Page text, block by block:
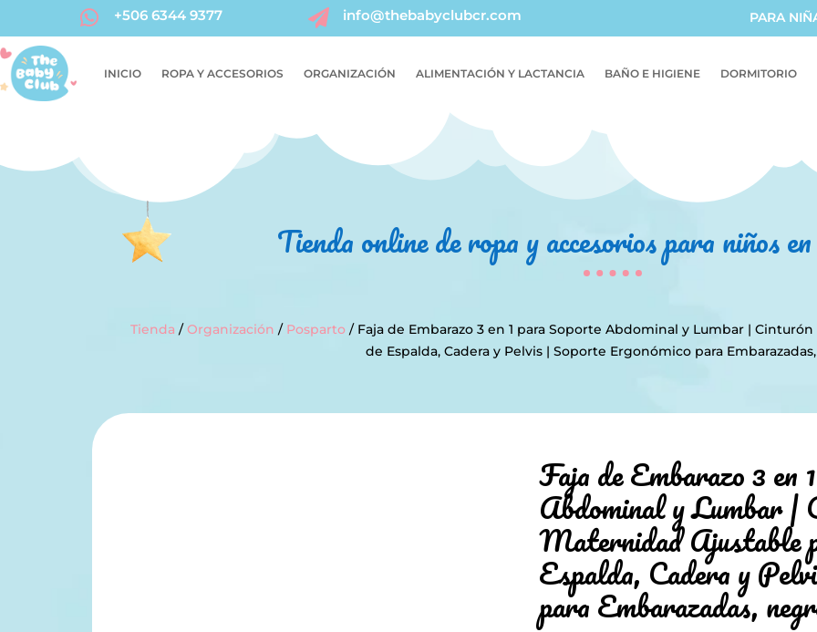
 +506 6344 9377  info@thebabyclubcr.com PARA
INICIO ROPA Y ACCESORIOS ORGANIZACIÓN ALIMENTACIÓN Y LACTANCIA BAÑO E HIGIENE DORMITORIO
Tienda online de ropa y accesorios para niños
Tienda /Organización / Posparto / Faja de Embarazo 3 en 1 para Soporte Abdominal y Lumbar |
de Espalda, Cadera y Pelvis | Soporte Ergonómico para
Faja de Embarazo 3 en
Abdominal y Lumbar |
Maternidad Ajustable
Espalda, Cadera y
para Embarazadas,